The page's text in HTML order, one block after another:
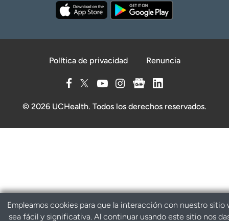
Política de privacidad Renuncia
© 2026 UCHealth. Todos los derechos reservados.
Empleamos cookies para que la interacción con nuestro sitio
sea fácil y significativa. Al continuar usando este sitio nos